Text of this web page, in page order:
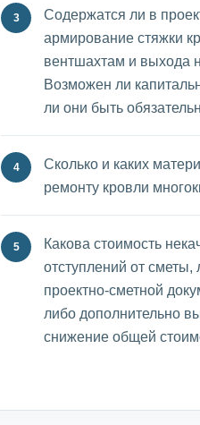
Содержатся ли в
армирование стяжки
вентшахтам и выхода
Возможен ли
ли они быть
Сколько и каких
ремонту кровли
Какова стоимость
отступлений от
проектно-сметной
либо дополнительно
снижение общей